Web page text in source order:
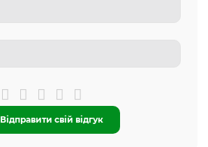
Відправити свій відгук